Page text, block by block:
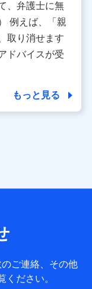
す 。
三者提供の管
る場合がありま
（2019年12月11
たことがないお
に限って共同利
報などの個人デ
さまの識別子、
用に関する情
、弁護士に無
例えば、「親
取り消せます
ドバイスが受
もっと見る
ご連絡、その他
ください。